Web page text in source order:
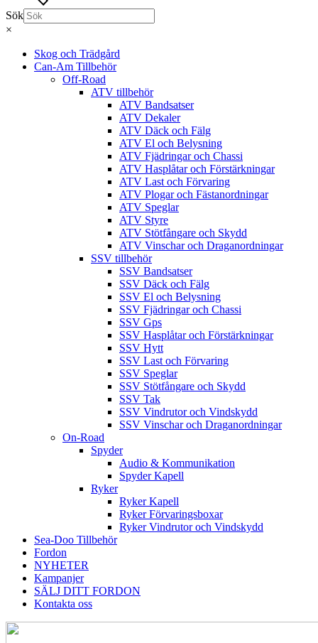
Sök
×
Skog och Trädgård
Can-Am Tillbehör
Off-Road
ATV tillbehör
ATV Bandsatser
ATV Dekaler
ATV Däck och Fälg
ATV El och Belysning
ATV Fjädringar och Chassi
ATV Hasplåtar och Förstärkningar
ATV Last och Förvaring
ATV Plogar och Fästanordningar
ATV Speglar
ATV Styre
ATV Stötfångare och Skydd
ATV Vinschar och Draganordningar
SSV tillbehör
SSV Bandsatser
SSV Däck och Fälg
SSV El och Belysning
SSV Fjädringar och Chassi
SSV Gps
SSV Hasplåtar och Förstärkningar
SSV Hytt
SSV Last och Förvaring
SSV Speglar
SSV Stötfångare och Skydd
SSV Tak
SSV Vindrutor och Vindskydd
SSV Vinschar och Draganordningar
On-Road
Spyder
Audio & Kommunikation
Spyder Kapell
Ryker
Ryker Kapell
Ryker Förvaringsboxar
Ryker Vindrutor och Vindskydd
Sea-Doo Tillbehör
Fordon
NYHETER
Kampanjer
SÄLJ DITT FORDON
Kontakta oss